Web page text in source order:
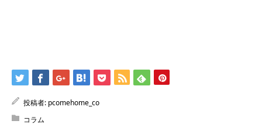
投稿者: pcomehome_co
コラム